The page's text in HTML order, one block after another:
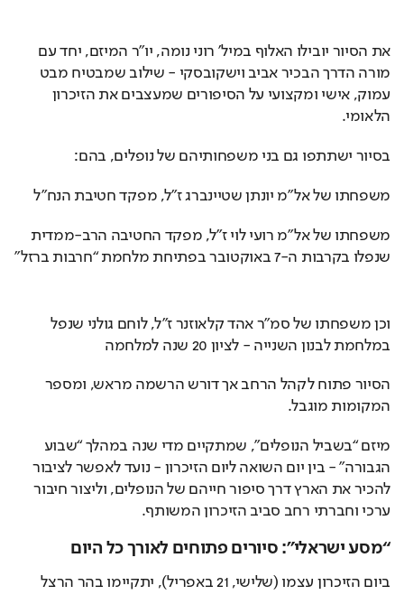
הלאומי.
בסיור ישתתפו גם בני משפחותיהם של נופלים, בהם:
משפחתו של אל״מ יונתן שטיינברג ז״ל, מפקד חטיבת הנח״ל
משפחתו של אל״מ רועי לוי ז״ל, מפקד החטיבה הרב-ממדית
שנפלו בקרבות ה-7 באוקטובר בפתיחת מלחמת “חרבות ברזל”
וכן משפחתו של סמ״ר אהד קלאוזנר ז״ל, לוחם גולני שנפל
במלחמת לבנון השנייה - לציון 20 שנה למלחמה
המקומות מוגבל.
להכיר את הארץ דרך סיפור חייהם של הנופלים, וליצור חיבור
ערכי וחברתי רחב סביב הזיכרון המשותף.
“מסע ישראלי”: סיורים פתוחים לאורך כל היום
ביום הזיכרון עצמו (שלישי, 21 באפריל), יתקיימו בהר הרצל